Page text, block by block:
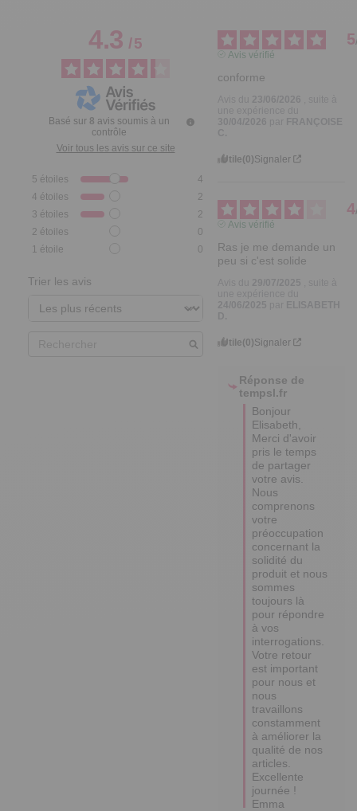
4.3/5
Basé sur 8 avis soumis à un
contrôle
Voir tous les avis sur ce site
5 étoiles
4
4 étoiles
2
3 étoiles
2
2 étoiles
0
1 étoile 0
Trier les avis
5
Avis vérifié
conforme
Utile(0)Signaler
4
Avis vérifié
Ras je me demande un
peu si c'est solide
Utile(0)Signaler
Réponse de
tempsl.fr
Bonjour
Elisabeth,
Merci d'avoir
pris le temps
de partager
votre avis.
Nous
comprenons
votre
préoccupation
concernant la
solidité du
produit et nous
sommes
toujours là
pour répondre
à vos
interrogations.
Votre retour
est important
pour nous et
nous
travaillons
constamment
à améliorer la
qualité de nos
articles.
Excellente
journée !
Emma